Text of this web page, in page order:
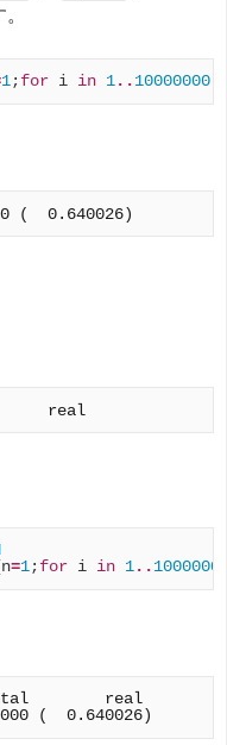
1;for i in 1..10000000
n=1;for i in 1..
real